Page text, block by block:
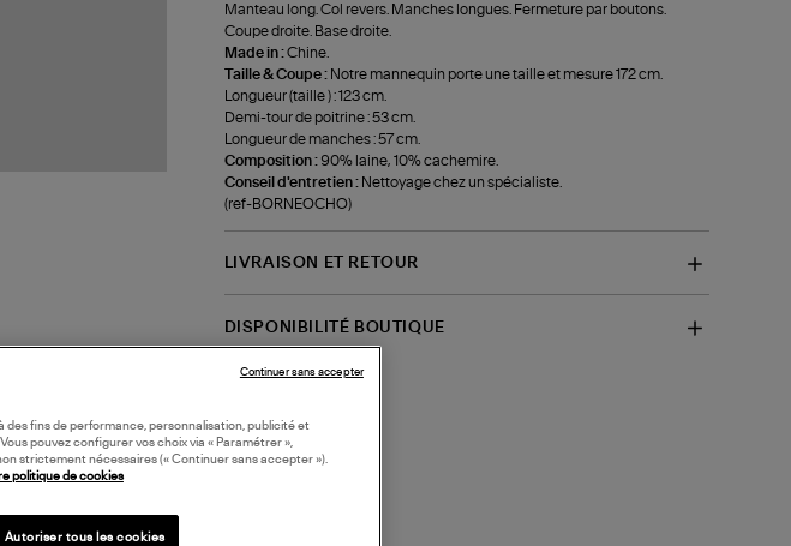
Manteau long. Col revers. Manches longues. Fermeture par boutons.
Coupe droite. Base droite.
Made in :Chine.
Taille & Coupe : Notre mannequin porte une taille et mesure 172 cm.
Longueur (taille ) : 123 cm.
Demi-tour de poitrine : 53 cm.
Longueur de manches : 57 cm.
Composition : 90% laine, 10% cachemire.
Conseil d'entretien : Nettoyage chez un spécialiste.
(ref-BORNEOCHO)
LIVRAISON ET RETOUR
DISPONIBILITÉ BOUTIQUE
des fins de performance, personnalisation, publicité et
pouvez configurer vos choix via « Paramétrer »,
strictement nécessaires (« Continuer sans accepter »).
politique de cookies
Autoriser tous les cookies
Continuer sans accepter